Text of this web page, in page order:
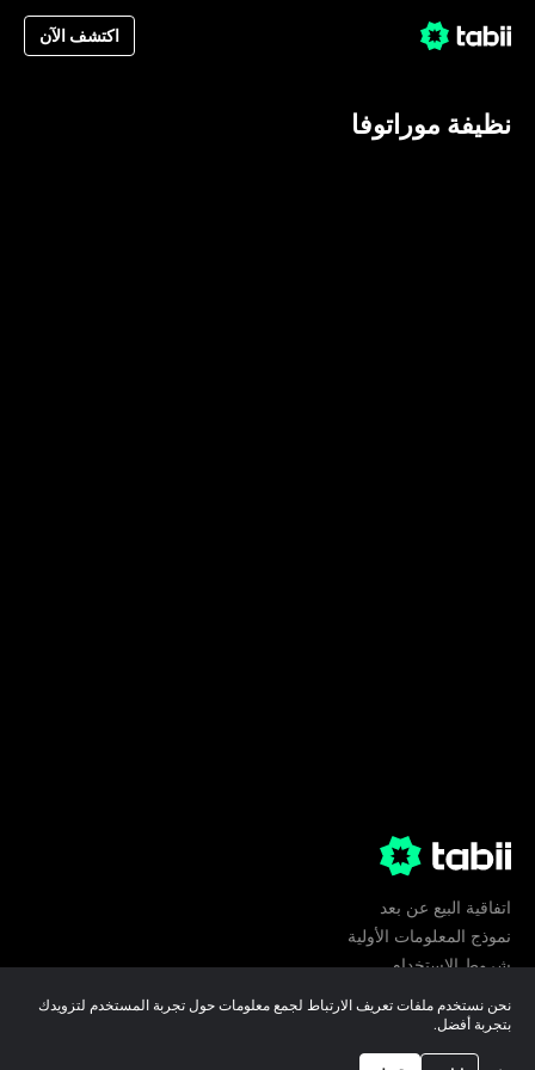
اكتشف الآن
نظيفة موراتوفا
اتفاقية البيع عن بعد
نموذج المعلومات الأولية
شروط الإستخدام
تفضيلات ملفات تعريف الارتباط
نحن نستخدم ملفات تعريف الارتباط لجمع معلومات حول تجربة المستخدم لتزويدك
بتجربة أفضل.